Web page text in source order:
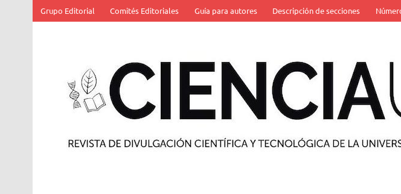
contenido
Grupo Editorial Comités Editoriales Guía para autores Descripción de secciones